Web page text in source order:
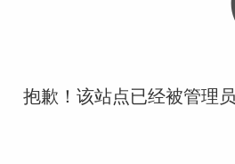
抱歉！该站点已经被管理